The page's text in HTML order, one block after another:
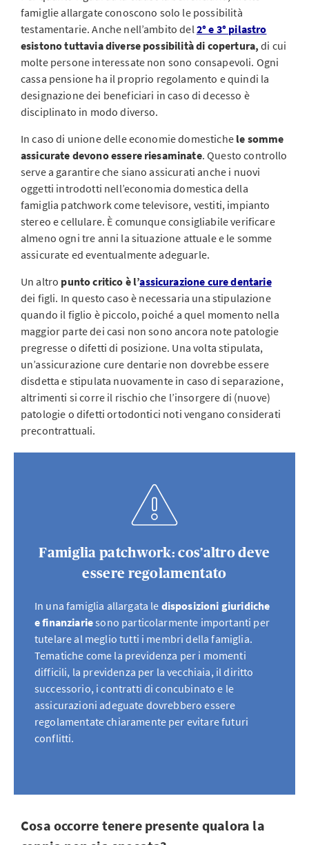
famiglie allargate conoscono solo le possibilità
testamentarie. Anche nell’ambito del2° e 3° pilastro
esistono tuttavia diverse possibilità di copertura, di cui
molte persone interessate non sono consapevoli. Ogni
cassa pensione ha il proprio regolamento e quindi la
designazione dei beneficiari in caso di decesso è
disciplinato in modo diverso.
In caso di unione delle economie domestiche le somme
assicurate devono essere riesaminate. Questo controllo
serve a garantire che siano assicurati anche i nuovi
oggetti introdotti nell’economia domestica della
famiglia patchwork come televisore, vestiti, impianto
stereo e cellulare. È comunque consigliabile verificare
almeno ogni tre anni la situazione attuale e le somme
assicurate ed eventualmente adeguarle.
Un altro punto critico è l’assicurazione cure dentarie
dei figli. In questo caso è necessaria una stipulazione
quando il figlio è piccolo, poiché a quel momento nella
maggior parte dei casi non sono ancora note patologie
pregresse o difetti di posizione. Una volta stipulata,
un’assicurazione cure dentarie non dovrebbe essere
disdetta e stipulata nuovamente in caso di separazione,
altrimenti si corre il rischio che l’insorgere di (nuove)
patologie o difetti ortodontici noti vengano considerati
precontrattuali.
Famiglia patchwork: cos’altro deve
essere regolamentato
In una famiglia allargata le disposizioni giuridiche
e finanziariesono particolarmente importanti per
tutelare al meglio tutti i membri della famiglia.
Tematiche come la previdenza per i momenti
difficili, la previdenza per la vecchiaia, il diritto
successorio, i contratti di concubinato e le
assicurazioni adeguate dovrebbero essere
regolamentate chiaramente per evitare futuri
conflitti.
Cosa occorre tenere presente qualora la